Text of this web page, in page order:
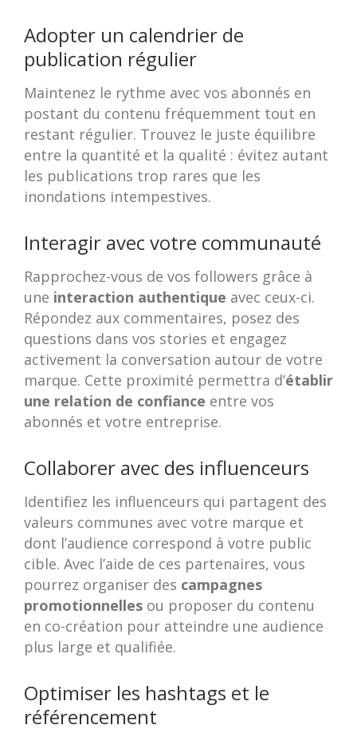
Adopter un calendrier de
publication régulier
Maintenez le rythme avec vos abonnés en
postant du contenu fréquemment tout en
restant régulier. Trouvez le juste équilibre
entre la quantité et la qualité : évitez autant
les publications trop rares que les
inondations intempestives.
Interagir avec votre communauté
Rapprochez-vous de vos followers grâce à
une interaction authentique avec ceux-ci.
Répondez aux commentaires, posez des
questions dans vos stories et engagez
activement la conversation autour de votre
marque. Cette proximité permettra d’établir
une relation de confiance entre vos
abonnés et votre entreprise.
Collaborer avec des influenceurs
Identifiez les influenceurs qui partagent des
valeurs communes avec votre marque et
dont l’audience correspond à votre public
cible. Avec l’aide de ces partenaires, vous
pourrez organiser des campagnes
promotionnelles ou proposer du contenu
en co-création pour atteindre une audience
plus large et qualifiée.
Optimiser les hashtags et le
référencement